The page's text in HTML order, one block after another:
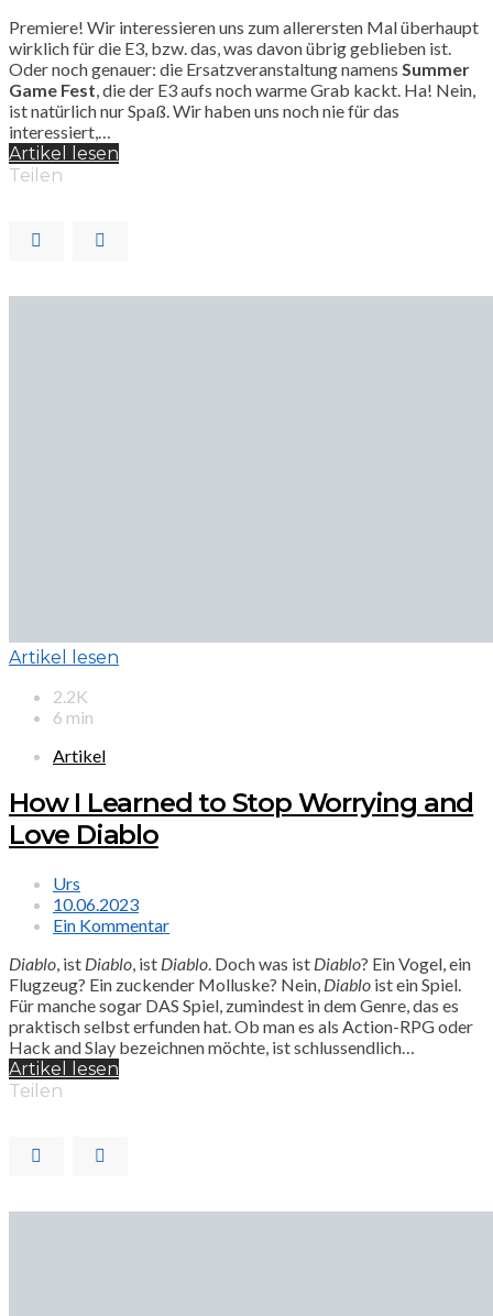
Premiere! Wir interessieren uns zum allerersten Mal überhaupt
wirklich für die E3, bzw. das, was davon übrig geblieben ist.
Oder noch genauer: die Ersatzveranstaltung namens Summer
Game Fest , die der E3 aufs noch warme Grab kackt. Ha! Nein,
ist natürlich nur Spaß. Wir haben uns noch nie für das
interessiert,…
Artikel lesen
Teilen
Artikel lesen
2.2K
6 min
Artikel
How I Learned to Stop Worrying and
Love Diablo
Urs
10.06.2023
Ein Kommentar
Diablo, ist Diablo, ist Diablo. Doch was ist Diablo? Ein Vogel, ein
Flugzeug? Ein zuckender Molluske? Nein, Diablo ist ein Spiel.
Für manche sogar DAS Spiel, zumindest in dem Genre, das es
praktisch selbst erfunden hat. Ob man es als Action-RPG oder
Hack and Slay bezeichnen möchte, ist schlussendlich…
Artikel lesen
Teilen